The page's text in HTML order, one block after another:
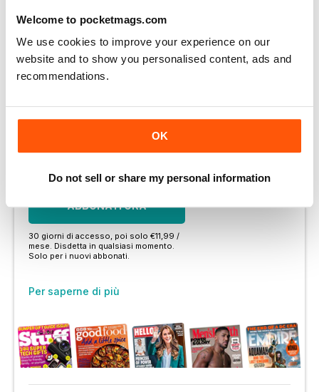
Welcome to pocketmags.com
We use cookies to improve your experience on our
website and to show you personalised content, ads and
recommendations.
OK
Do not sell or share my personal information
Si può godere di:
Godetevi questa edizione per intero
Accesso immediato a oltre 600 titoli
Nessun contratto o impegno
ABBONATI ORA
30 giorni di accesso, poi solo €11,99 /
mese. Disdetta in qualsiasi momento.
Solo per i nuovi abbonati.
Per saperne di più